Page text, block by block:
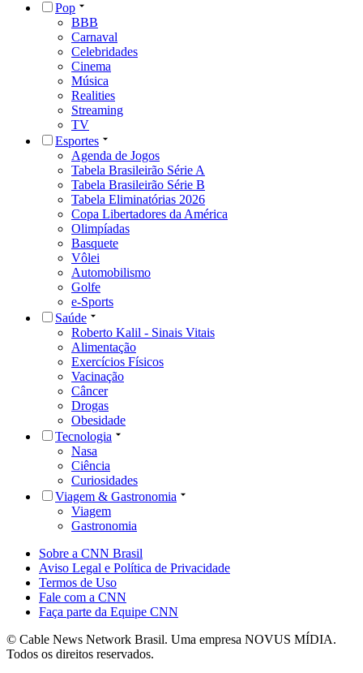
Pop
BBB
Carnaval
Celebridades
Cinema
Música
Realities
Streaming
TV
Esportes
Agenda de Jogos
Tabela Brasileirão Série A
Tabela Brasileirão Série B
Tabela Eliminatórias 2026
Copa Libertadores da América
Olimpíadas
Basquete
Vôlei
Automobilismo
Golfe
e-Sports
Saúde
Roberto Kalil - Sinais Vitais
Alimentação
Exercícios Físicos
Vacinação
Câncer
Drogas
Obesidade
Tecnologia
Nasa
Ciência
Curiosidades
Viagem & Gastronomia
Viagem
Gastronomia
Sobre a CNN Brasil
Aviso Legal e Política de Privacidade
Termos de Uso
Fale com a CNN
Faça parte da Equipe CNN
© Cable News Network Brasil. Uma empresa NOVUS MÍDIA.
Todos os direitos reservados.